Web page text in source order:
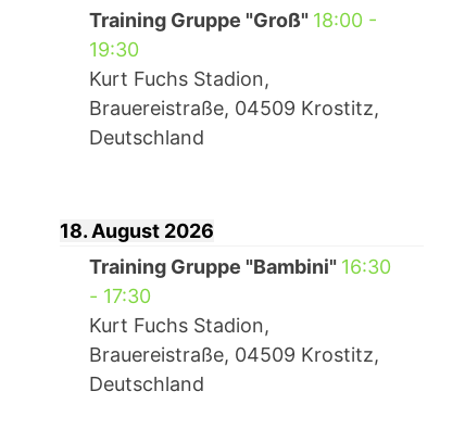
Training Gruppe "Groß" 18:00-
19:30
Kurt Fuchs Stadion,
Brauereistraße, 04509 Krostitz,
Deutschland
18. August 2026
Training Gruppe "Bambini" 16:30
- 17:30
Kurt Fuchs Stadion,
Brauereistraße, 04509 Krostitz,
Deutschland